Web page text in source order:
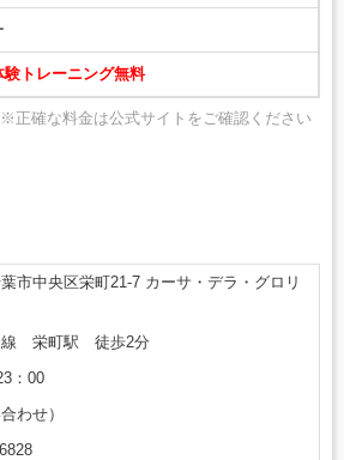
験トレーニング無料
※正確な料金は公式サイトをご確認ください
市中央区栄町21-7 カーサ・デラ・グロリ
線 栄町駅 徒歩2分
：00
わせ）